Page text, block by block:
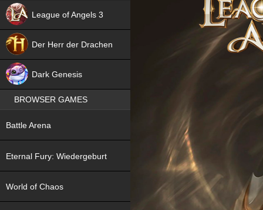
League of Angels 3
Der Herr der Drachen
Dark Genesis
BROWSER GAMES
Battle Arena
Eternal Fury: Wiedergeburt
World of Chaos